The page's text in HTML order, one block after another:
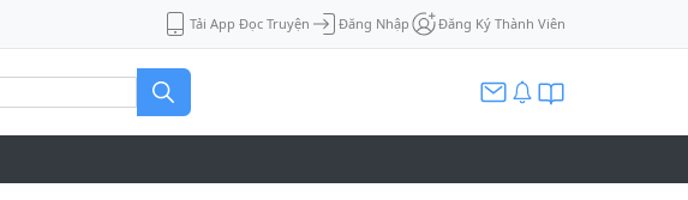
Tải App Đọc Truyện Đăng Nhập Đăng Ký Thành Viên